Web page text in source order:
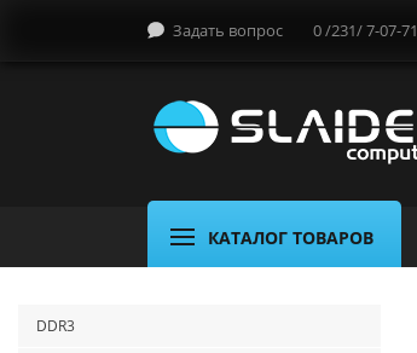
Задать вопрос 0 /231/ 7-07-71
КАТАЛОГ ТОВАРОВ
DDR3